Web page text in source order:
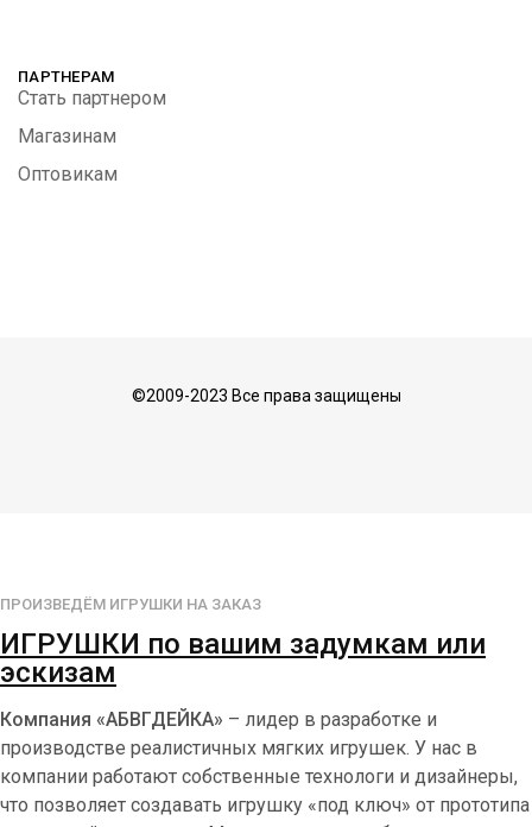
ПАРТНЕРАМ
Стать партнером
Магазинам
Оптовикам
©2009-2023 Все права защищены
ПРОИЗВЕДЁМ ИГРУШКИ НА ЗАКАЗ
ИГРУШКИ по вашим задумкам или
эскизам
Компания «АБВГДЕЙКА» – лидер в разработке и
производстве реалистичных мягких игрушек. У нас в
компании работают собственные технологи и дизайнеры,
что позволяет создавать игрушку «под ключ» от прототипа